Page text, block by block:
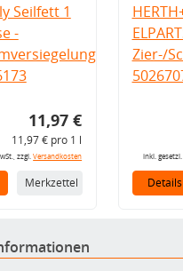
Seilfett 1
-
11,97 €
11,97 € pro 1 l
zzgl.Versandkosten
Merkzettel
Zier-/
inkl. gesetzl.
Details